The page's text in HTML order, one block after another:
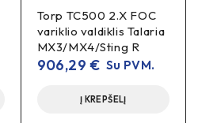
Torp TC500 2.X FOC
variklio valdiklis Talaria
MX3/MX4/Sting R
906,29€ Su PVM.
Į KREPŠELĮ